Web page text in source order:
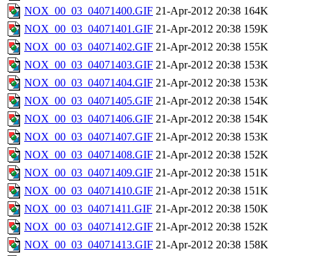
NOX_00_03_04071400.GIF 21-Apr-2012 20:38 164K
NOX_00_03_04071401.GIF 21-Apr-2012 20:38 159K
NOX_00_03_04071402.GIF 21-Apr-2012 20:38 155K
NOX_00_03_04071403.GIF 21-Apr-2012 20:38 153K
NOX_00_03_04071404.GIF 21-Apr-2012 20:38 153K
NOX_00_03_04071405.GIF 21-Apr-2012 20:38 154K
NOX_00_03_04071406.GIF 21-Apr-2012 20:38 154K
NOX_00_03_04071407.GIF 21-Apr-2012 20:38 153K
NOX_00_03_04071408.GIF 21-Apr-2012 20:38 152K
NOX_00_03_04071409.GIF 21-Apr-2012 20:38 151K
NOX_00_03_04071410.GIF 21-Apr-2012 20:38 151K
NOX_00_03_04071411.GIF 21-Apr-2012 20:38 150K
NOX_00_03_04071412.GIF 21-Apr-2012 20:38 152K
NOX_00_03_04071413.GIF 21-Apr-2012 20:38 158K